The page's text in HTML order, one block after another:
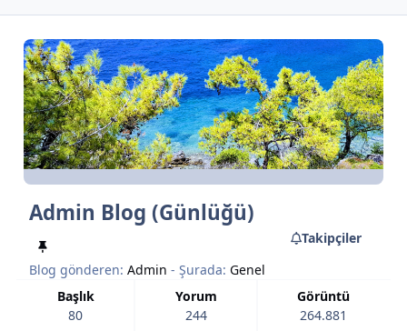
Admin Blog (Günlüğü)
Blog gönderen:Admin - Şurada:Genel
Başlık
80
Yorum
244
Görüntü
264.881
Takipçiler